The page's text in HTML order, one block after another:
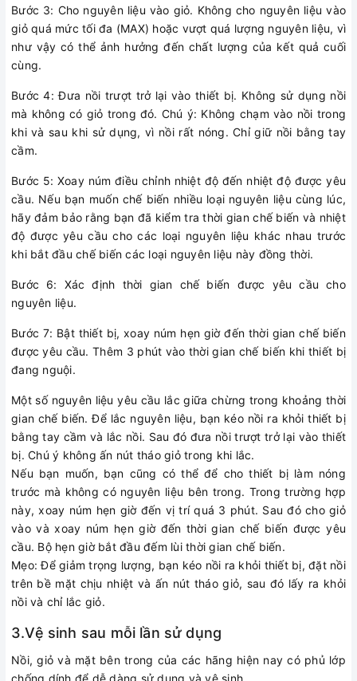
Bước 3: Cho nguyên liệu vào giỏ. Không cho nguyên liệu vào
giỏ quá mức tối đa (MAX) hoặc vượt quá lượng nguyên liệu, vì
như vậy có thể ảnh hưởng đến chất lượng của kết quả cuối
cùng.
Bước 4: Đưa nồi trượt trở lại vào thiết bị. Không sử dụng nồi
mà không có giỏ trong đó. Chú ý: Không chạm vào nồi trong
khi và sau khi sử dụng, vì nồi rất nóng. Chỉ giữ nồi bằng tay
cầm.
Bước 5: Xoay núm điều chỉnh nhiệt độ đến nhiệt độ được yêu
cầu. Nếu bạn muốn chế biến nhiều loại nguyên liệu cùng lúc,
hãy đảm bảo rằng bạn đã kiểm tra thời gian chế biến và nhiệt
độ được yêu cầu cho các loại nguyên liệu khác nhau trước
khi bắt đầu chế biến các loại nguyên liệu này đồng thời.
Bước 6: Xác định thời gian chế biến được yêu cầu cho
nguyên liệu.
Bước 7: Bật thiết bị, xoay núm hẹn giờ đến thời gian chế biến
được yêu cầu. Thêm 3 phút vào thời gian chế biến khi thiết bị
đang nguội.
Một số nguyên liệu yêu cầu lắc giữa chừng trong khoảng thời
gian chế biến. Để lắc nguyên liệu, bạn kéo nồi ra khỏi thiết bị
bằng tay cầm và lắc nồi. Sau đó đưa nồi trượt trở lại vào thiết
bị. Chú ý không ấn nút tháo giỏ trong khi lắc.
Nếu bạn muốn, bạn cũng có thể để cho thiết bị làm nóng
trước mà không có nguyên liệu bên trong. Trong trường hợp
này, xoay núm hẹn giờ đến vị trí quá 3 phút. Sau đó cho giỏ
vào và xoay núm hẹn giờ đến thời gian chế biến được yêu
cầu. Bộ hẹn giờ bắt đầu đếm lùi thời gian chế biến.
Mẹo: Để giảm trọng lượng, bạn kéo nồi ra khỏi thiết bị, đặt nồi
trên bề mặt chịu nhiệt và ấn nút tháo giỏ, sau đó lấy ra khỏi
nồi và chỉ lắc giỏ.
3.Vệ sinh sau mỗi lần sử dụng
Nồi, giỏ và mặt bên trong của các hãng hiện nay có phủ lớp
chống dính để dễ dàng sử dụng và vệ sinh.